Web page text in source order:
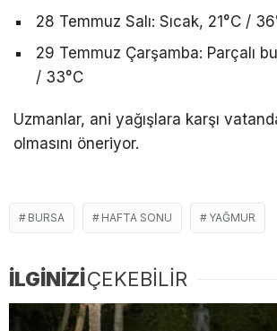
28 Temmuz Salı: Sıcak, 21°C /
29 Temmuz Çarşamba: Parçalı
/ 33°C
Uzmanlar, ani yağışlara karşı
olmasını öneriyor.
BURSA HAFTA SONU YAĞMUR
İLGİNİZİÇEKEBİLİR